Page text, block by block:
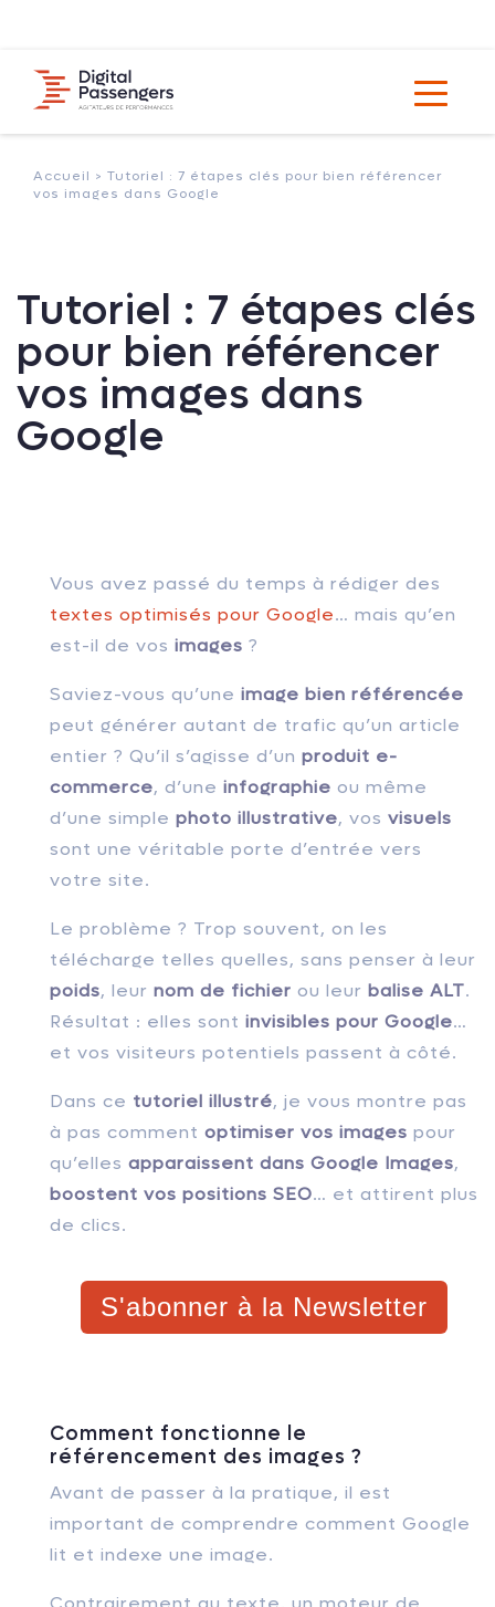
Accueil > Tutoriel : 7 étapes clés pour bien référencer
vos images dans Google
Tutoriel : 7 étapes clés
pour bien référencer
vos images dans
Google
Vous avez passé du temps à rédiger des
textes optimisés pour Google… mais qu’en
est-il de vos images ?
Saviez-vous qu’une image bien référencée
peut générer autant de trafic qu’un article
entier ? Qu’il s’agisse d’un produit e-
commerce, d’une infographie ou même
d’une simple photo illustrative, vos visuels
sont une véritable porte d’entrée vers
votre site.
Le problème ? Trop souvent, on les
télécharge telles quelles, sans penser à leur
poids, leur nom de fichier ou leur balise ALT.
Résultat : elles sont invisibles pour Google…
et vos visiteurs potentiels passent à côté.
Dans ce tutoriel illustré, je vous montre pas
à pas comment optimiser vos images pour
qu’elles apparaissent dans Google Images,
boostent vos positions SEO… et attirent plus
de clics.
S'abonner à la Newsletter
Comment fonctionne le
référencement des images ?
Avant de passer à la pratique, il est
important de comprendre comment Google
lit et indexe une image.